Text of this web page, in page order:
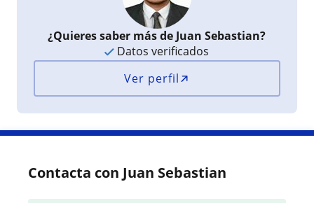
¿Quieres saber más de Juan Sebastian?
Datos verificados
Ver perfil
Contacta con Juan Sebastian